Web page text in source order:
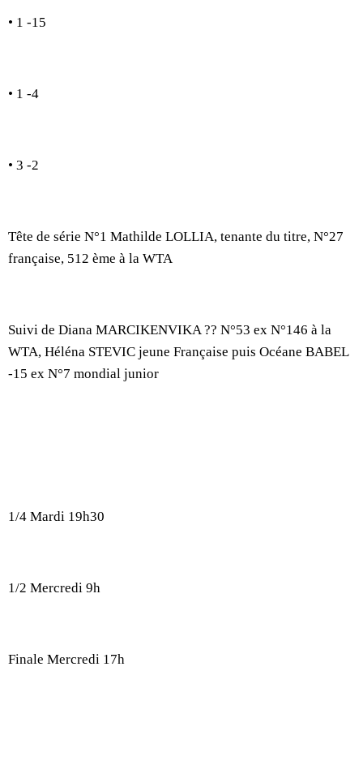
• 1 -15
• 1 -4
• 3 -2
Tête de série N°1 Mathilde LOLLIA, tenante du titre, N°27
française, 512 ème à la WTA
Suivi de Diana MARCIKENVIKA ?? N°53 ex N°146 à la
WTA, Héléna STEVIC jeune Française puis Océane BABEL
-15 ex N°7 mondial junior
1/4 Mardi 19h30
1/2 Mercredi 9h
Finale Mercredi 17h